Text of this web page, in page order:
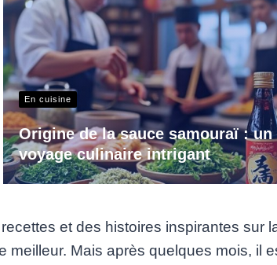
En cuisine
Origine de la sauce samouraï : un
voyage culinaire intrigant
et des histoires inspirantes sur
Mais après quelques mois, il